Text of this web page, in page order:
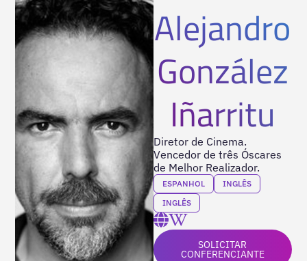
Alejandro
González
Iñarritu
Diretor de Cinema.
Vencedor de três Óscares
de Melhor Realizador.
ESPANHOL
INGLÊS
INGLÊS
SOLICITAR
CONFERENCIANTE